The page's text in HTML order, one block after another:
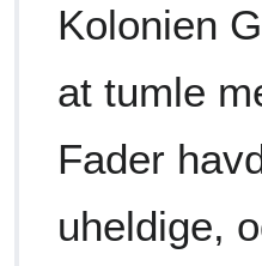
Kolonien
at tumle
Fader
uheldige,